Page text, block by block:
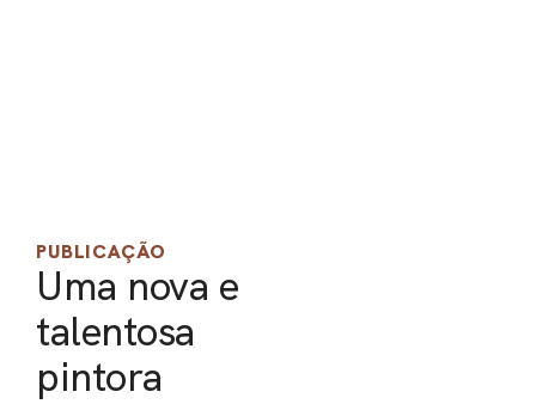
PUBLICAÇÃO
Uma nova e
talentosa
pintora